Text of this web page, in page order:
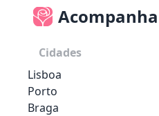
Cidades
Lisboa
Porto
Braga